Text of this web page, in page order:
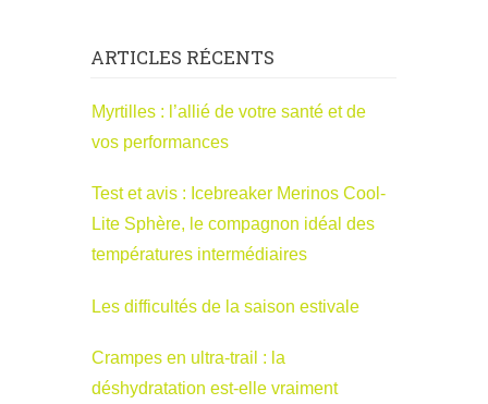
ARTICLES RÉCENTS
Myrtilles : l’allié de votre santé et de
vos performances
Test et avis : Icebreaker Merinos Cool-
Lite Sphère, le compagnon idéal des
températures intermédiaires
Les difficultés de la saison estivale
Crampes en ultra-trail : la
déshydratation est-elle vraiment